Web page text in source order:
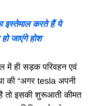
इस्तेमाल करते हैं ये
जाएंगे होश
में ही सड़क परिवहन एवं
की “अगर tesla अपनी
है तो इसकी शुरूआती कीमत